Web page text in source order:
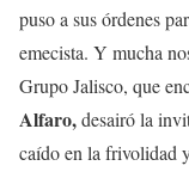
puso a sus órdenes
emecista. Y mucha
Grupo Jalisco, que
Alfaro,desairó la
caído en la frivolidad